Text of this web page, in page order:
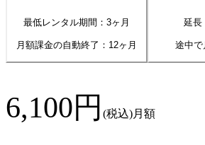
最低レンタル期間：3ヶ月
月額課金の自動終了： 12ヶ月
延長
途中で
6,100円 (税込)月額